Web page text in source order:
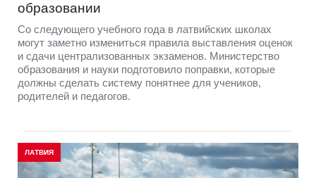
образовании
Со следующего учебного года в латвийских школах
могут заметно измениться правила выставления оценок
и сдачи централизованных экзаменов. Министерство
образования и науки подготовило поправки, которые
должны сделать систему понятнее для учеников,
родителей и педагогов.
ЛАТВИЯ